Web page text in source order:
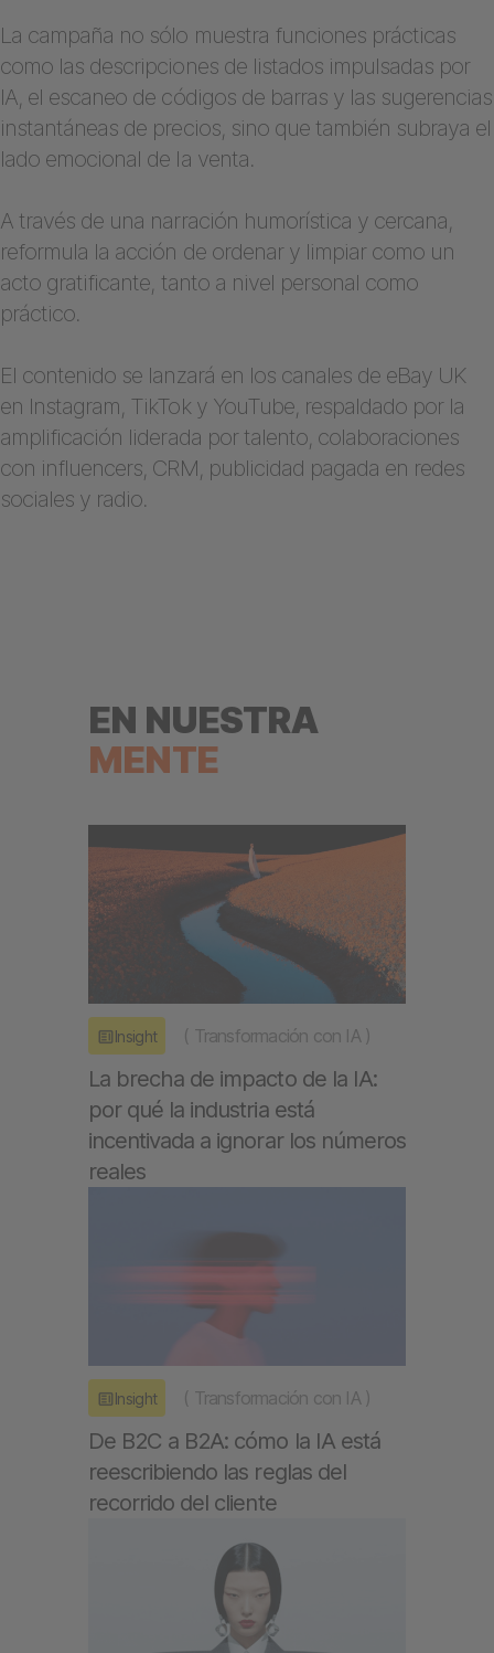
La campaña no sólo muestra funciones prácticas
como las descripciones de listados impulsadas por
IA, el escaneo de códigos de barras y las sugerencias
instantáneas de precios, sino que también subraya el
lado emocional de la venta.
A través de una narración humorística y cercana,
reformula la acción de ordenar y limpiar como un
acto gratificante, tanto a nivel personal como
práctico.
El contenido se lanzará en los canales de eBay UK
en Instagram, TikTok y YouTube, respaldado por la
amplificación liderada por talento, colaboraciones
con influencers, CRM, publicidad pagada en redes
sociales y radio.
EN NUESTRA
MENTE
Insight ( Transformación con IA )
La brecha de impacto de la IA:
por qué la industria está
incentivada a ignorar los números
reales
Insight ( Transformación con IA )
De B2C a B2A: cómo la IA está
reescribiendo las reglas del
recorrido del cliente